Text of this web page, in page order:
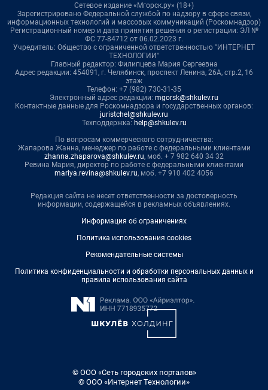
Сетевое издание «Мгорск.ру» (18+)
Зарегистрировано Федеральной службой по надзору в сфере связи,
информационных технологий и массовых коммуникаций (Роскомнадзор)
Регистрационный номер и дата принятия решения о регистрации: ЭЛ №
ФС 77-84712 от 06.02.2023 г.
Учредитель: Общество с ограниченной ответственностью "ИНТЕРНЕТ
ТЕХНОЛОГИИ"
Главный редактор: Филипцева Мария Сергеевна
Адрес редакции: 454091, г. Челябинск, проспект Ленина, 26А, стр.2, 16
этаж
Телефон: +7 (982) 730-31-35
Электронный адрес редакции: mgorsk@shkulev.ru
Контактные данные для Роскомнадзора и государственных органов:
juristchel@shkulev.ru
Техподдержка: help@shkulev.ru
По вопросам коммерческого сотрудничества:
Жапарова Жанна, менеджер по работе с федеральными клиентами
zhanna.zhaparova@shkulev.ru, моб. + 7 982 640 34 32
Ревина Мария, директор по работе с федеральными клиентами
mariya.revina@shkulev.ru, моб. +7 910 402 4056
Редакция сайта не несет ответственности за достоверность
информации, содержащейся в рекламных объявлениях.
Информация об ограничениях
Политика использования cookies
Рекомендательные системы
Политика конфиденциальности и обработки персональных данных и
правила использования сайта
© ООО «Сеть городских порталов»
© ООО «Интернет Технологии»